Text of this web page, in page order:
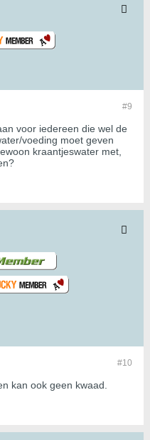
#9
voor iedereen die wel de
voeding moet geven
kraantjeswater met,
#10
kan ook geen kwaad.